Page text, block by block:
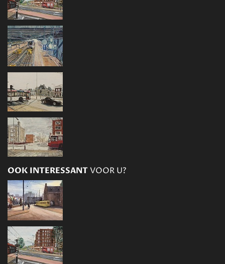
OOK INTERESSANTVOOR U?